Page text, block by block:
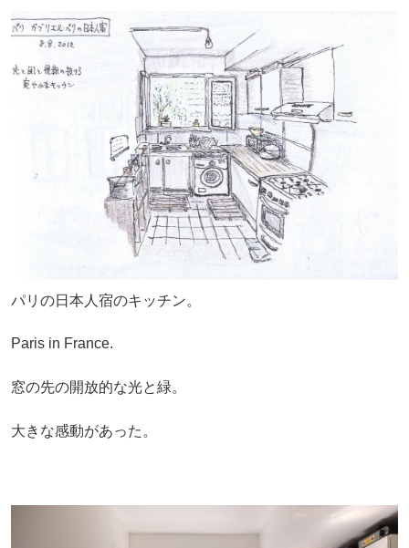
パリの日本人宿のキッチン。
Paris in France.
窓の先の開放的な光と緑。
大きな感動があった。